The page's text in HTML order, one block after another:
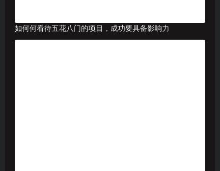
如何何看待五花八门的项目，成功要具备影响力